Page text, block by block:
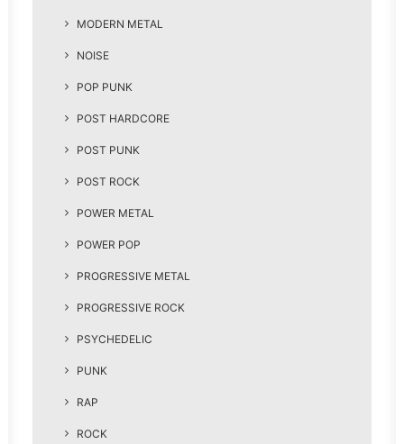
MODERN METAL
NOISE
POP PUNK
POST HARDCORE
POST PUNK
POST ROCK
POWER METAL
POWER POP
PROGRESSIVE METAL
PROGRESSIVE ROCK
PSYCHEDELIC
PUNK
RAP
ROCK